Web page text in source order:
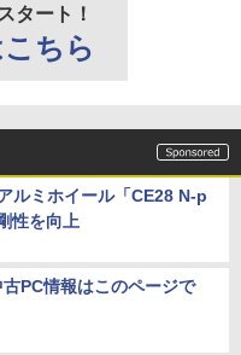
タート！
ちら
ルミホイール「CE28 N-p
性を向上
PC情報はこのページで